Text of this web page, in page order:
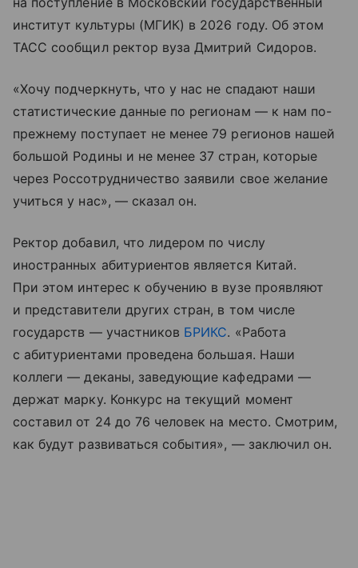
институт культуры (МГИК) в 2026 году. Об этом
ТАСС сообщил ректор вуза Дмитрий Сидоров.
«Хочу подчеркнуть, что у нас не спадают наши
статистические данные по регионам — к нам по-
прежнему поступает не менее 79 регионов нашей
большой Родины и не менее 37 стран, которые
через Россотрудничество заявили свое желание
учиться у нас», — сказал он.
Ректор добавил, что лидером по числу
иностранных абитуриентов является Китай.
При этом интерес к обучению в вузе проявляют
и представители других стран, в том числе
государств — участников БРИКС. «Работа
с абитуриентами проведена большая. Наши
коллеги — деканы, заведующие кафедрами —
держат марку. Конкурс на текущий момент
составил от 24 до 76 человек на место. Смотрим,
как будут развиваться события», — заключил он.